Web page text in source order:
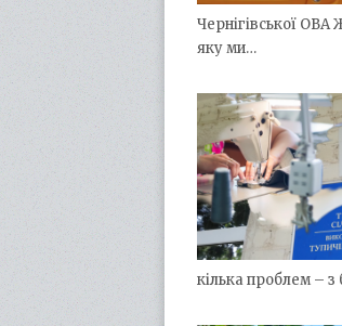
Чернігівської
яку ми…
кілька проблем –